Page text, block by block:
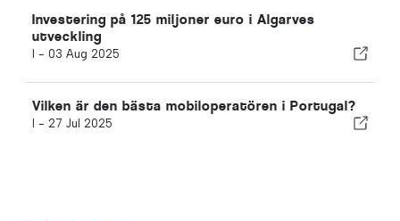
Investering på 125 miljoner euro i Algarves
utveckling
I - 03 Aug 2025
Vilken är den bästa mobiloperatören i Portugal?
I - 27 Jul 2025